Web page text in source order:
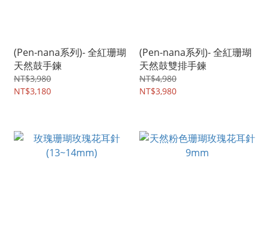
(Pen-nana系列)- 全紅珊瑚
天然鼓手鍊
NT$3,980
NT$3,180
(Pen-nana系列)- 全紅珊瑚
天然鼓雙排手鍊
NT$4,980
NT$3,980